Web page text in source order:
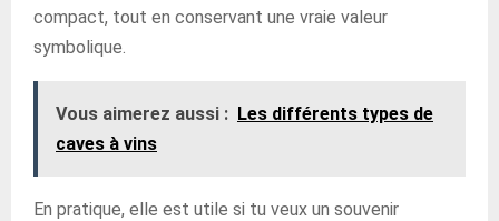
compact, tout en conservant une vraie valeur
symbolique.
Vous aimerez aussi : Les différents types de
caves à vins
En pratique, elle est utile si tu veux un souvenir